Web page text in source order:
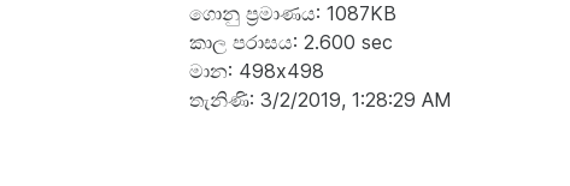
ගොනු ප්‍රමාණය: 1087KB
කාල පරාසය: 2.600 sec
මාන: 498x498
තැනිණි: 3/2/2019, 1:28:29 AM